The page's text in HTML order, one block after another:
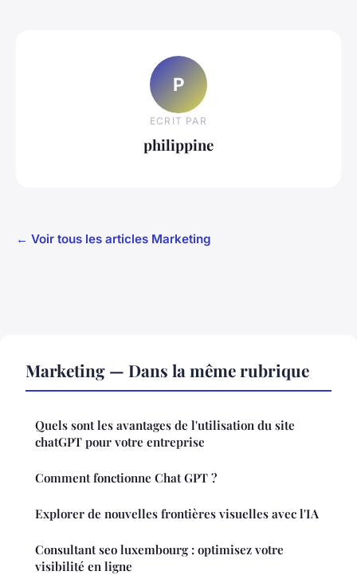
P
ECRIT PAR
philippine
← Voir tous les articles Marketing
Marketing — Dans la même rubrique
Quels sont les avantages de l'utilisation du site
chatGPT pour votre entreprise
Comment fonctionne Chat GPT ?
Explorer de nouvelles frontières visuelles avec l'IA
Consultant seo luxembourg : optimisez votre
visibilité en ligne